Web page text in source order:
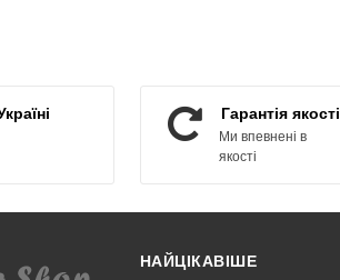
Гарантія якості
Ми впевнені в
якості
НАЙЦІКАВІШЕ